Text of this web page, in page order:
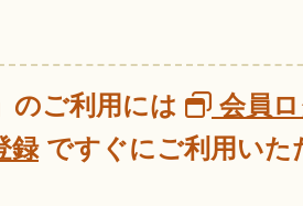
のご利用には
会員
録ですぐにご利用いた